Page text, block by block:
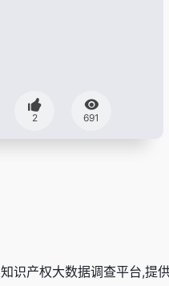
2 691
识产权大数据调查平台,提